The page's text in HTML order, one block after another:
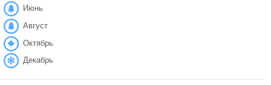
Июнь
Август
Октябрь
Декабрь